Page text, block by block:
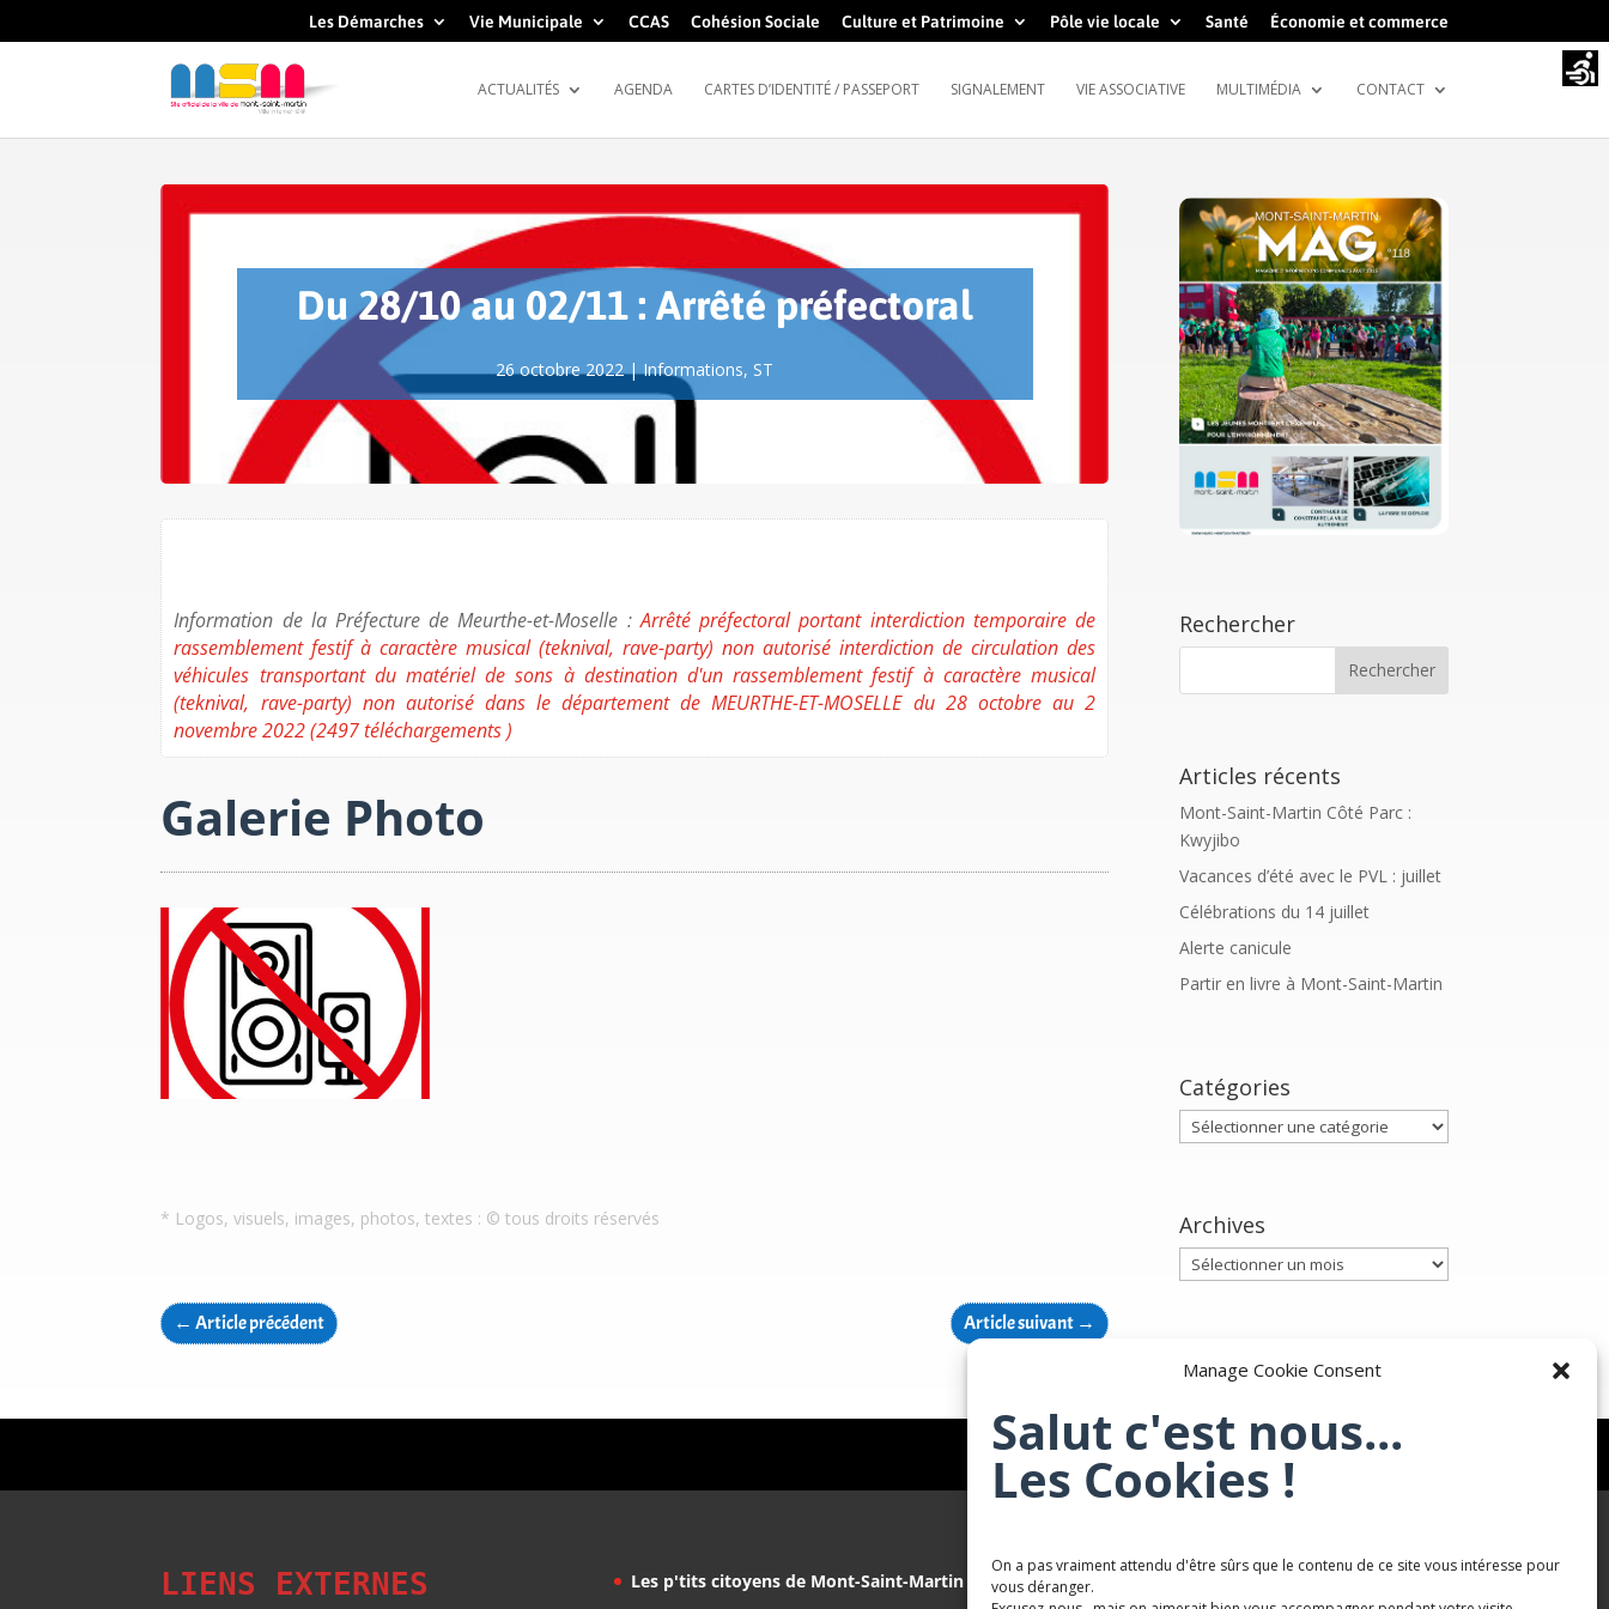
Manage Cookie Consent
Salut c'est nous...
Les Cookies !
On a pas vraiment attendu d'être sûrs que le contenu de ce site vous intéresse pour
vous déranger.
Les Démarches Vie Municipale CCAS Cohésion Sociale Culture et Patrimoine Pôle vie locale Santé Économie et commerce
ACTUALITÉS AGENDA CARTES D’IDENTITÉ / PASSEPORT SIGNALEMENT VIE ASSOCIATIVE MULTIMÉDIA CONTACT
Du 28/10 au 02/11 : Arrêté préfectoral
26 octobre 2022|Informations, ST
Information de la Préfecture de Meurthe-et-Moselle :Arrêté préfectoral portant interdiction temporaire de
rassemblement festif à caractère musical (teknival, rave-party) non autorisé interdiction de circulation des
véhicules transportant du matériel de sons à destination d'un rassemblement festif à caractère musical
(teknival, rave-party) non autorisé dans le département de MEURTHE-ET-MOSELLE du 28 octobre au 2
novembre 2022 (2497 téléchargements )
Galerie Photo
* Logos, visuels, images, photos, textes : © tous droits réservés
←Article précédent Article suivant →
Rechercher
Articles récents
Mont-Saint-Martin Côté Parc :
Kwyjibo
Vacances d’été avec le PVL : juillet
Célébrations du 14 juillet
Alerte canicule
Partir en livre à Mont-Saint-Martin
Catégories
Catégories
Archives
Archives
LIENS EXTERNES
Les p'tits citoyens de Mont-Saint-Martin
Karaté Mont Saint Martin